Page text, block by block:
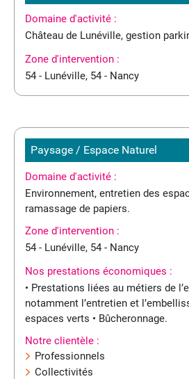
Domaine d'activité :
Château de Lunéville, gestion
Zone d'intervention :
54 - Lunéville, 54 - Nancy
Paysage / Espace Naturel
Domaine d'activité :
Environnement, entretien des
ramassage de papiers.
Zone d'intervention :
54 - Lunéville, 54 - Nancy
Nos prestations économiques :
• Prestations liées au métiers de
notamment l’entretien et
espaces verts • Bûcheronnage.
Notre clientèle :
Professionnels
Collectivités